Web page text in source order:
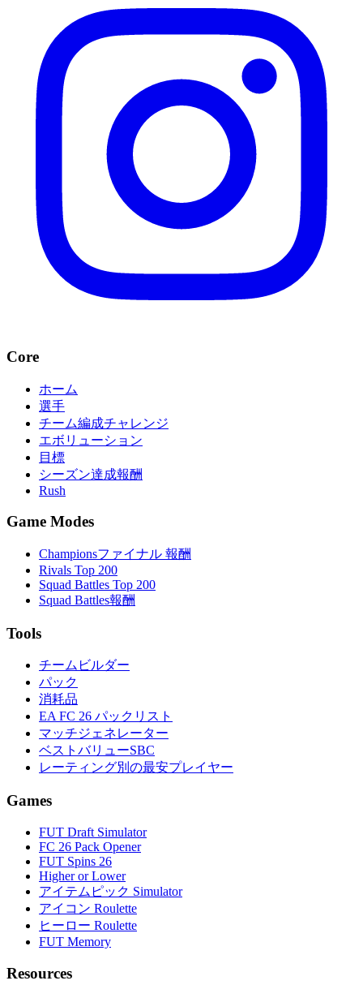
Core
ホーム
選手
チーム編成チャレンジ
エボリューション
目標
シーズン達成報酬
Rush
Game Modes
Championsファイナル 報酬
Rivals Top 200
Squad Battles Top 200
Squad Battles報酬
Tools
チームビルダー
パック
消耗品
EA FC 26 パックリスト
マッチジェネレーター
ベストバリューSBC
レーティング別の最安プレイヤー
Games
FUT Draft Simulator
FC 26 Pack Opener
FUT Spins 26
Higher or Lower
アイテムピック Simulator
アイコン Roulette
ヒーロー Roulette
FUT Memory
Resources